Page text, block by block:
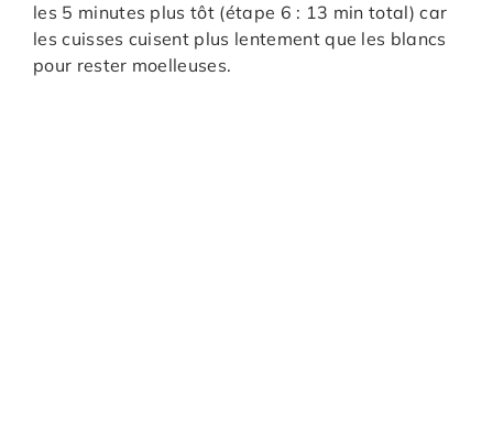
les 5 minutes plus tôt (étape 6 : 13 min total) car
les cuisses cuisent plus lentement que les blancs
pour rester moelleuses.